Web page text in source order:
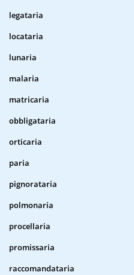
legataria
locataria
lunaria
malaria
matricaria
obbligataria
orticaria
paria
pignorataria
polmonaria
procellaria
promissaria
raccomandataria